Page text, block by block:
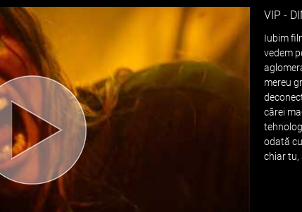
VIP -
Iubim
vedem
mereu
cărei
odată
chiar tu,